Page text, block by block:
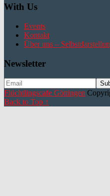
With Us
Events
Kontakt
Über uns –
Newsletter
Flüchtlingscafe Göttingen
Back to Top ↑